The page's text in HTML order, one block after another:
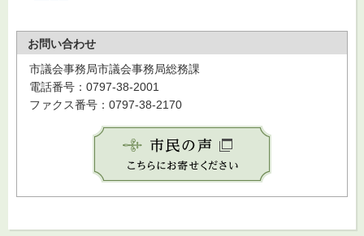
お問い合わせ
市議会事務局市議会事務局総務課
電話番号：0797-38-2001
ファクス番号：0797-38-2170